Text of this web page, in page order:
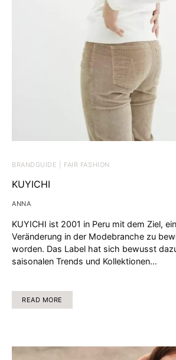
BRANDGUIDE | FAIR FASHION
KUYICHI
ANNA
KUYICHI ist 2001 in Peru mit dem Ziel,
Veränderung in der Modebranche zu
worden. Das Label hat sich bewusst
saisonalen Trends und Kollektionen…
READ MORE